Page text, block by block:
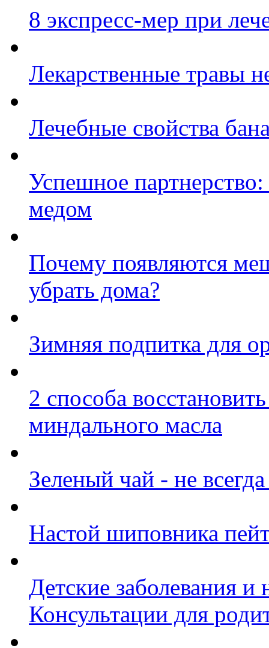
8 экспресс-мер при
Лекарственные травы
Лечебные свойства
Успешное
медом
Почему появляются
убрать дома?
Зимняя подпитка для
2 способа
миндального масла
Зеленый чай - не всегда
Настой шиповника
Детские заболевания
Консультации для